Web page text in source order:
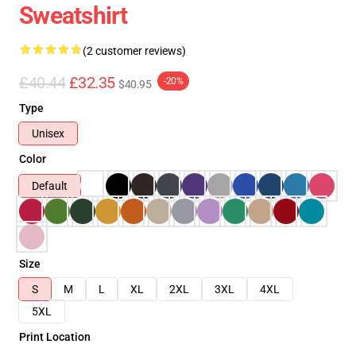
Sweatshirt
(2 customer reviews)
£40.44 £32.35 $40.95 -20%
Type
Unisex
Color
Default
Size
S
M L XL 2XL 3XL
4XL
5XL
Print Location